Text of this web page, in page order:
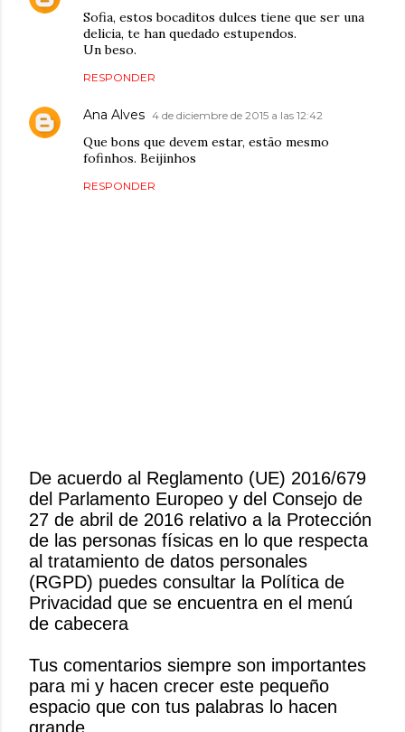
Sofia, estos bocaditos dulces tiene que ser una
delicia, te han quedado estupendos.
Un beso.
RESPONDER
Ana Alves 4 de diciembre de 2015 a las 12:42
Que bons que devem estar, estão mesmo
fofinhos. Beijinhos
RESPONDER
P
u
b
l
i
c
a
u
n
c
De acuerdo al Reglamento (UE) 2016/679
del Parlamento Europeo y del Consejo de
27 de abril de 2016 relativo a la Protección
de las personas físicas en lo que respecta
al tratamiento de datos personales
(RGPD) puedes consultar la Política de
Privacidad que se encuentra en el menú
de cabecera
Tus comentarios siempre son importantes
para mi y hacen crecer este pequeño
espacio que con tus palabras lo hacen
grande